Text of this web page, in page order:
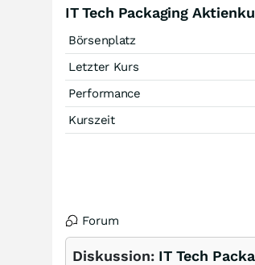
IT Tech Packaging
Börsenplatz
Letzter Kurs
Performance
Kurszeit
Forum
Diskussion: IT Tech